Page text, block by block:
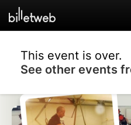
This event is over.
See other events